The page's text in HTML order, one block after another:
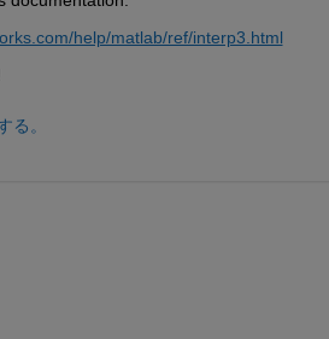
help/matlab/ref/interp3.html
る。